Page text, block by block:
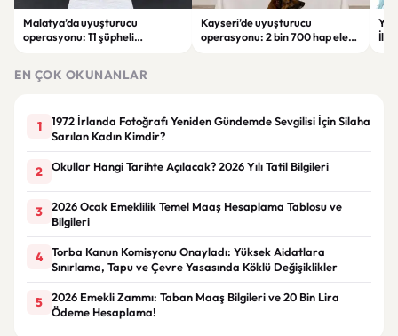
Malatya’da uyuşturucu
operasyonu: 11 şüpheli
Kayseri’de uyuşturucu
operasyonu: 2 bin 700 hap ele
EN ÇOK OKUNANLAR
1
1972 İrlanda Fotoğrafı Yeniden Gündemde Sevgilisi İçin Silaha
Sarılan Kadın Kimdir?
2 Okullar Hangi Tarihte Açılacak? 2026 Yılı Tatil Bilgileri
3
2026 Ocak Emeklilik Temel Maaş Hesaplama Tablosu ve
Bilgileri
4
Torba Kanun Komisyonu Onayladı: Yüksek Aidatlara
Sınırlama, Tapu ve Çevre Yasasında Köklü Değişiklikler
5
2026 Emekli Zammı: Taban Maaş Bilgileri ve 20 Bin Lira
Ödeme Hesaplama!